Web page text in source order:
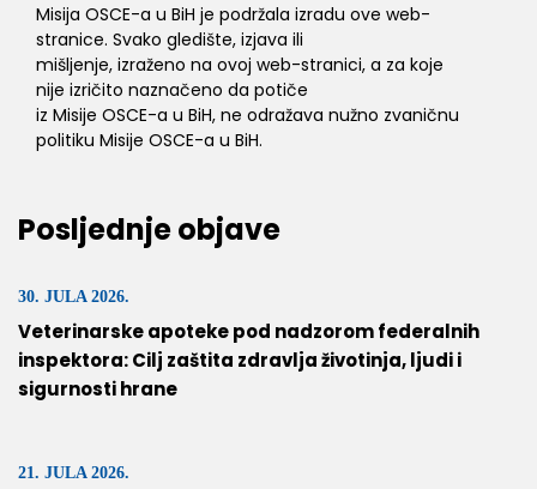
Misija OSCE-a u BiH je podržala izradu ove web-
stranice. Svako gledište, izjava ili
mišljenje, izraženo na ovoj web-stranici, a za koje
nije izričito naznačeno da potiče
iz Misije OSCE-a u BiH, ne odražava nužno zvaničnu
politiku Misije OSCE-a u BiH.
Posljednje objave
30. JULA 2026.
Veterinarske apoteke pod nadzorom federalnih
inspektora: Cilj zaštita zdravlja životinja, ljudi i
sigurnosti hrane
21. JULA 2026.